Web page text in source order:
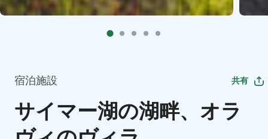
宿泊施設 共有
サイマー湖の湖畔、オラ